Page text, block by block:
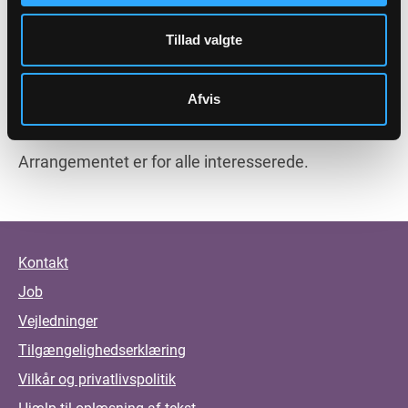
Tillad valgte
Afvis
på de to udsendte rapporter til menighedsrådene.
reg.nr. 0518 konto 204132 (Sparekassen Sjælland-
Fyn) og tilmelding pr. mail til stavbt@hotmail.com
senest d. 10.august
Arrangementet er for alle interesserede.
Kontakt
Job
Vejledninger
Tilgængelighedserklæring
Vilkår og privatlivspolitik